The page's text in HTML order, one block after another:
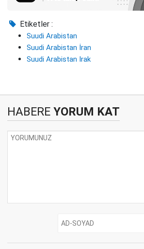
Etiketler :
Suudi Arabistan
Suudi Arabistan İran
Suudi Arabistan Irak
HABERE YORUM KAT